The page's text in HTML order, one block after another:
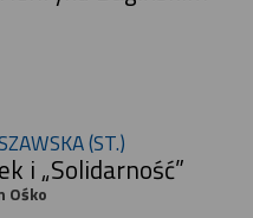
(ST.)
i „Solidarność”
Ośko